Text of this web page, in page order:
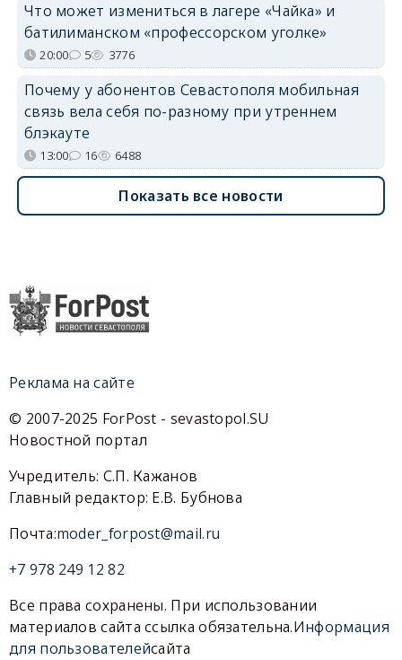
Что может измениться в лагере «Чайка» и
батилиманском «профессорском уголке»
20:00 5 3776
Почему у абонентов Севастополя мобильная
связь вела себя по-разному при утреннем
блэкауте
13:00 16 6488
Показать все новости
Реклама на сайте
© 2007-2025 ForPost - sevastopol.SU
Новостной портал
Учредитель: С.П. Кажанов
Главный редактор: Е.В. Бубнова
Почта:moder_forpost@mail.ru
+7 978 249 12 82
Все права сохранены. При использовании
материалов сайта ссылка обязательна.Информация
для пользователейсайта